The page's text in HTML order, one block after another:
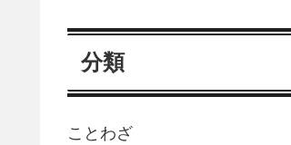
分類
ことわざ